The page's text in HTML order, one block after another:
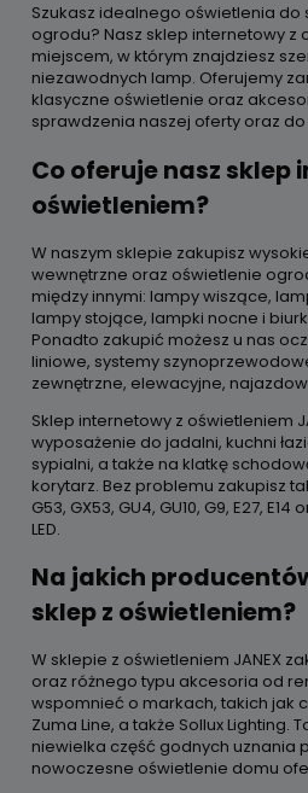
Szukasz idealnego oświetlenia
ogrodu? Nasz sklep internetowy z
miejscem, w którym znajdziesz
niezawodnych lamp. Oferujemy
klasyczne oświetlenie oraz
sprawdzenia naszej oferty oraz
Co oferuje nasz sklep
oświetleniem?
W naszym sklepie zakupisz
wewnętrzne oraz oświetlenie
między innymi: lampy wiszące,
lampy stojące, lampki nocne i
Ponadto zakupić możesz u nas
liniowe, systemy
zewnętrzne, elewacyjne,
Sklep internetowy z oświetleniem
wyposażenie do jadalni, kuchni
sypialni, a także na klatkę
korytarz. Bez problemu zakupisz
G53, GX53, GU4, GU10, G9, E27,
LED.
Na jakich
sklep z oświetleniem?
W sklepie z oświetleniem JANEX
oraz różnego typu akcesoria od
wspomnieć o markach, takich jak
Zuma Line, a także Sollux Lighting.
niewielka część godnych uznania
nowoczesne oświetlenie domu